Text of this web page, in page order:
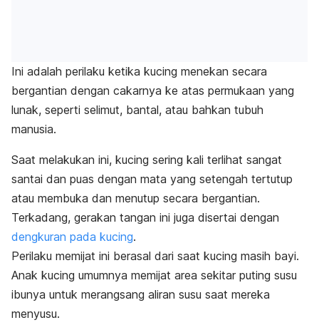
Ini adalah perilaku ketika kucing menekan secara
bergantian dengan cakarnya ke atas permukaan yang
lunak, seperti selimut, bantal, atau bahkan tubuh
manusia.
Saat melakukan ini, kucing sering kali terlihat sangat
santai dan puas dengan mata yang setengah tertutup
atau membuka dan menutup secara bergantian.
Terkadang, gerakan tangan ini juga disertai dengan
dengkuran pada kucing.
Perilaku memijat ini berasal dari saat kucing masih bayi.
Anak kucing umumnya memijat area sekitar puting susu
ibunya untuk merangsang aliran susu saat mereka
menyusu.